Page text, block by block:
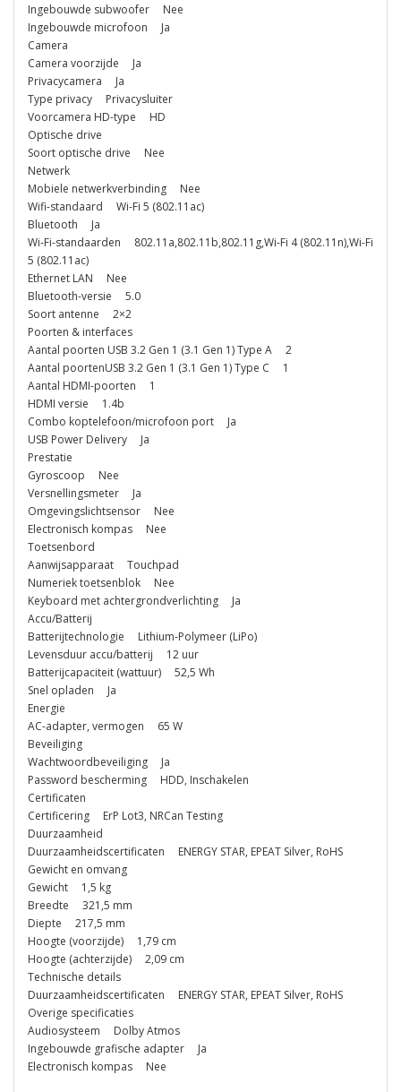
Ingebouwde subwoofer Nee
Ingebouwde microfoon Ja
Camera
Camera voorzijde Ja
Privacycamera Ja
Type privacy Privacysluiter
Voorcamera HD-type HD
Optische drive
Soort optische drive Nee
Netwerk
Mobiele netwerkverbinding Nee
Wifi-standaard Wi-Fi 5 (802.11ac)
Bluetooth Ja
Wi-Fi-standaarden 802.11a,802.11b,802.11g,Wi-Fi 4 (802.11n),Wi-Fi
5 (802.11ac)
Ethernet LAN Nee
Bluetooth-versie 5.0
Soort antenne 2×2
Poorten & interfaces
Aantal poorten USB 3.2 Gen 1 (3.1 Gen 1) Type A 2
Aantal poortenUSB 3.2 Gen 1 (3.1 Gen 1) Type C 1
Aantal HDMI-poorten 1
HDMI versie 1.4b
Combo koptelefoon/microfoon port Ja
USB Power Delivery Ja
Prestatie
Gyroscoop Nee
Versnellingsmeter Ja
Omgevingslichtsensor Nee
Electronisch kompas Nee
Toetsenbord
Aanwijsapparaat Touchpad
Numeriek toetsenblok Nee
Keyboard met achtergrondverlichting Ja
Accu/Batterij
Batterijtechnologie Lithium-Polymeer (LiPo)
Levensduur accu/batterij 12 uur
Batterijcapaciteit (wattuur) 52,5 Wh
Snel opladen Ja
Energie
AC-adapter, vermogen 65 W
Beveiliging
Wachtwoordbeveiliging Ja
Password bescherming HDD, Inschakelen
Certificaten
Certificering ErP Lot3, NRCan Testing
Duurzaamheid
Duurzaamheidscertificaten ENERGY STAR, EPEAT Silver, RoHS
Gewicht en omvang
Gewicht 1,5 kg
Breedte 321,5 mm
Diepte 217,5 mm
Hoogte (voorzijde) 1,79 cm
Hoogte (achterzijde) 2,09 cm
Technische details
Duurzaamheidscertificaten ENERGY STAR, EPEAT Silver, RoHS
Overige specificaties
Audiosysteem Dolby Atmos
Ingebouwde grafische adapter Ja
Electronisch kompas Nee